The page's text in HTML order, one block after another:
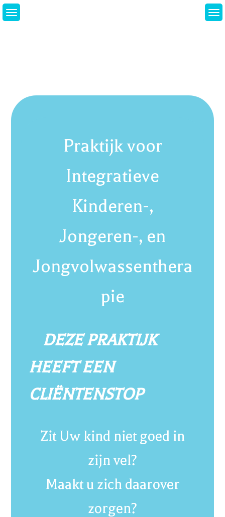
Skip
to
Praktijk voor
Integratieve
Kinderen-,
Jongeren-, en
Jongvolwassenthera
pie
DEZE PRAKTIJK
HEEFT EEN
CLIËNTENSTOP
Zit Uw kind niet goed in
zijn vel?
Maakt u zich daarover
zorgen?